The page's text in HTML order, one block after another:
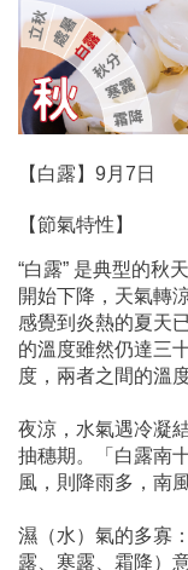
【白露】9月7日
【節氣特性】
“白露” 是典型的秋
開始下降，天氣轉
感覺到炎熱的夏天
的溫度雖然仍達三
度，兩者之間的溫
夜涼，水氣遇冷凝
抽穗期。「白露南
風，則降雨多，南
濕（水）氣的多寡
露、寒露、霜降）